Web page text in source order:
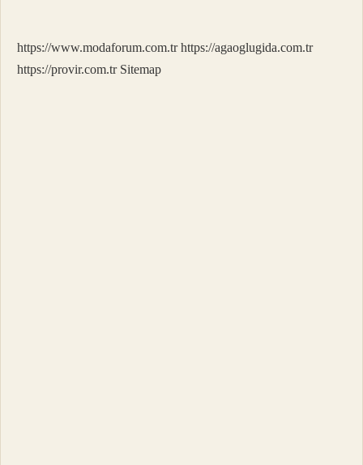
https://www.modaforum.com.tr https://agaoglugida.com.tr
https://provir.com.tr Sitemap